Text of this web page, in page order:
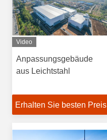
Video
Anpassungsgebäude
aus Leichtstahl
Erhalten Sie besten Preis